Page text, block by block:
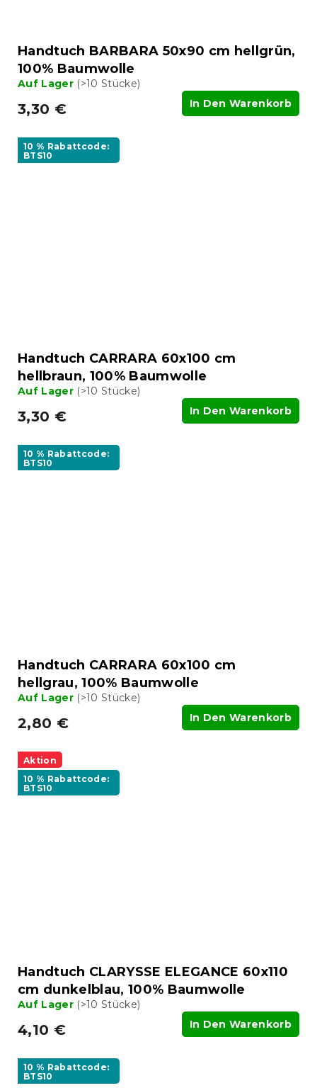
Handtuch BARBARA 50x90 cm hellgrün,
100% Baumwolle
Auf Lager (>10 Stücke)
3,30 € In Den Warenkorb
10 % Rabattcode:
BTS10
Handtuch CARRARA 60x100 cm
hellbraun, 100% Baumwolle
Auf Lager (>10 Stücke)
3,30 € In Den Warenkorb
10 % Rabattcode:
BTS10
Handtuch CARRARA 60x100 cm
hellgrau, 100% Baumwolle
Auf Lager (>10 Stücke)
2,80 € In Den Warenkorb
Aktion
10 % Rabattcode:
BTS10
Handtuch CLARYSSE ELEGANCE 60x110
cm dunkelblau, 100% Baumwolle
Auf Lager (>10 Stücke)
4,10 € In Den Warenkorb
10 % Rabattcode:
BTS10